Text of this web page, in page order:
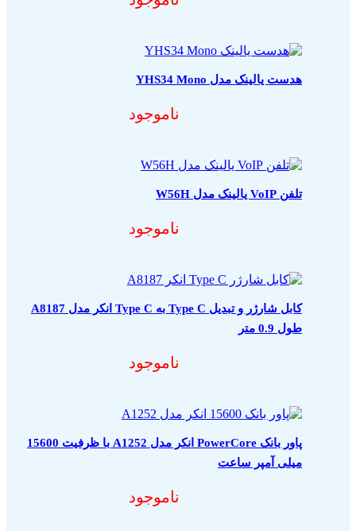
هدست یالینک مدل YHS34 Mono
ناموجود
تلفن VoIP یالینک مدل W56H
ناموجود
کابل شارژر و تبدیل Type C به Type C انکر مدل A8187
طول 0.9 متر
ناموجود
پاور بانک PowerCore انکر مدل A1252 با ظرفیت 15600
میلی آمپر ساعت
ناموجود